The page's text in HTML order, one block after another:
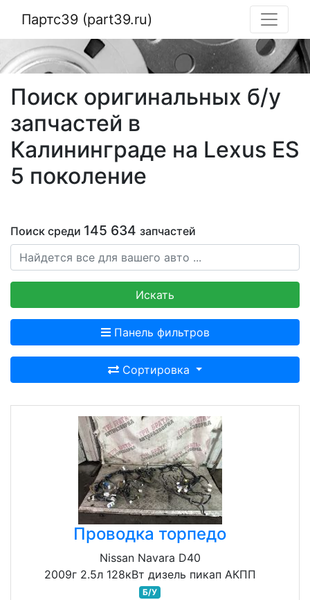
Партс39 (part39.ru)
Поиск оригинальных б/у
запчастей в
Калининграде на Lexus ES
5 поколение
Поиск среди 145 634 запчастей
Искать
Панель фильтров
Сортировка
Проводка торпедо
Nissan Navara D40
2009г 2.5л 128кВт дизель пикап АКПП
Б/У